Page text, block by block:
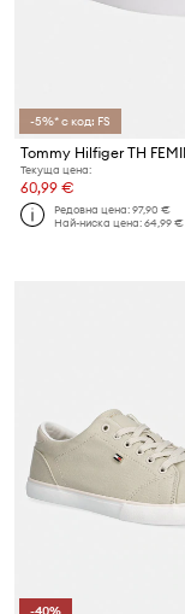
-5%* с код: FS
Текуща цена:
60,99 €
Редовна цена:97,90 €
Най-ниска цена:64,99 €
-40%